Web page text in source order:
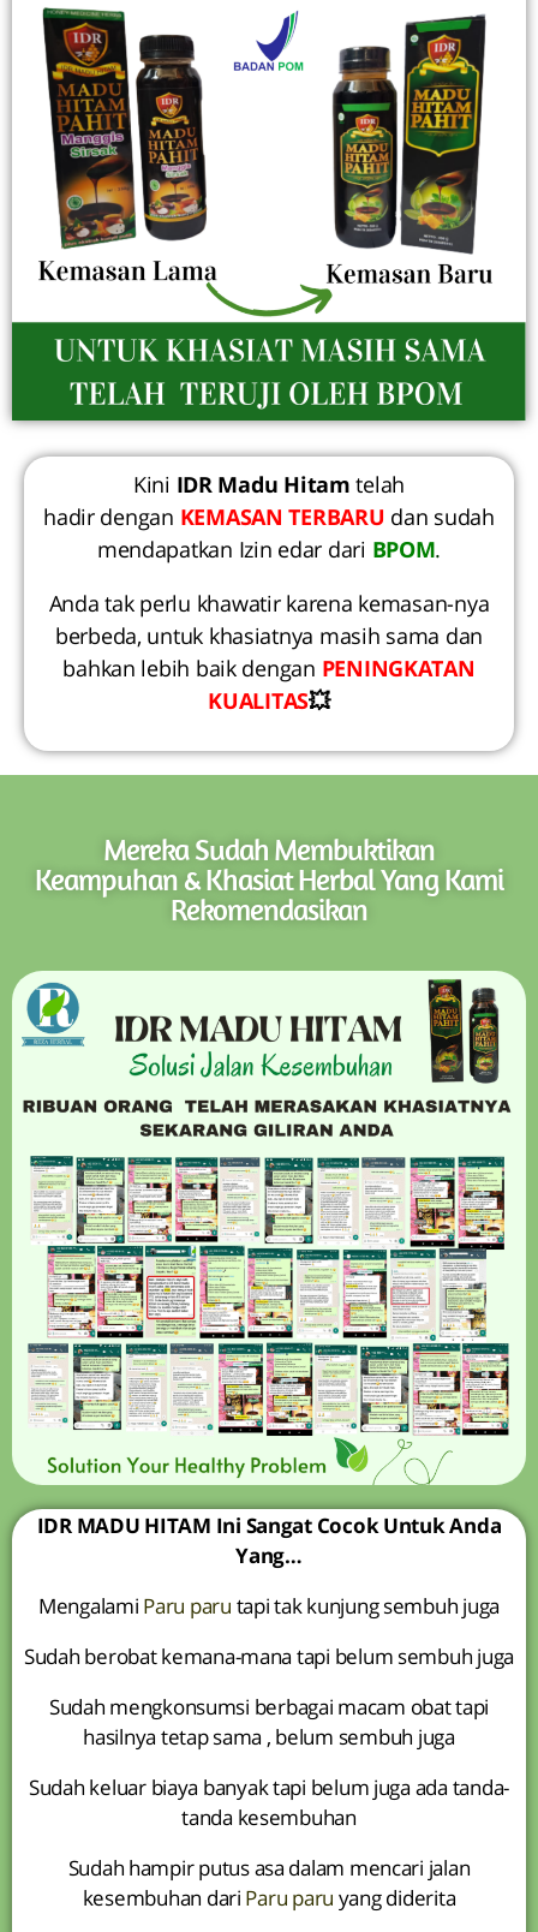
Kini IDR Madu Hitam telah
hadir dengan KEMASAN TERBARU dan sudah
mendapatkan Izin edar dari BPOM.
Anda tak perlu khawatir karena kemasan-nya
berbeda, untuk khasiatnya masih sama dan
bahkan lebih baik dengan PENINGKATAN
KUALITAS💥
Mereka Sudah Membuktikan
Keampuhan & Khasiat Herbal Yang Kami
Rekomendasikan
IDR MADU HITAM Ini Sangat Cocok Untuk Anda
Yang…
Mengalami Paru paru tapi tak kunjung sembuh juga
Sudah berobat kemana-mana tapi belum sembuh juga
Sudah mengkonsumsi berbagai macam obat tapi
hasilnya tetap sama , belum sembuh juga
Sudah keluar biaya banyak tapi belum juga ada tanda-
tanda kesembuhan
Sudah hampir putus asa dalam mencari jalan
kesembuhan dari Paru paru yang diderita